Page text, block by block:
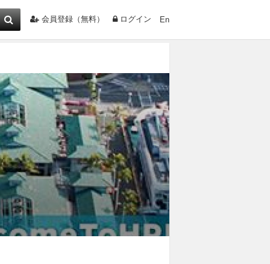
会員登録（無料） ログイン En